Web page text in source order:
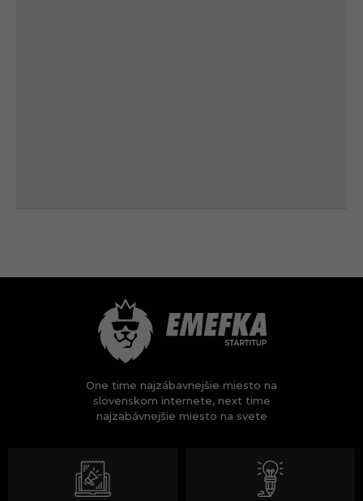
One time najzábavnejšie miesto na
slovenskom internete, next time
najzabávnejšie miesto na svete